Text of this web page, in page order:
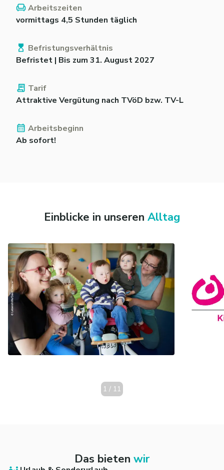
Arbeitszeiten
vormittags 4,5 Stunden täglich
Befristungsverhältnis
Befristet | Bis zum 31. August 2027
Tarif
Attraktive Vergütung nach TVöD bzw. TV-L
Arbeitsbeginn
Ab sofort!
Einblicke in unseren Alltag
1 / 11
Das bieten wir